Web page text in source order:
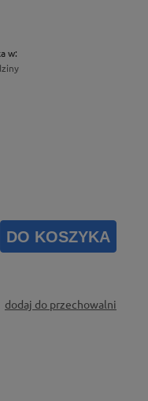
w:
DO KOSZYKA
dodaj do przechowalni